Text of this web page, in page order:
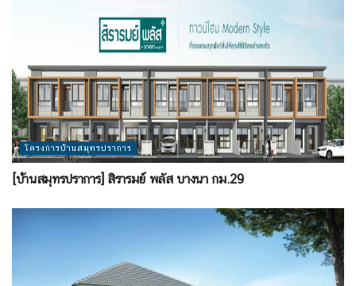
โครงการบ้านสมุทรปราการ
[บ้านสมุทรปราการ] สิรารมย์ พลัส บางนา กม.29